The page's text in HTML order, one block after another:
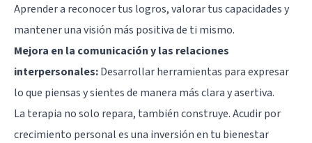
Aprender a reconocer tus logros, valorar tus capacidades y
mantener una visión más positiva de ti mismo.
Mejora en la comunicación y las relaciones
interpersonales:Desarrollar herramientas para expresar
lo que piensas y sientes de manera más clara y asertiva.
La terapia no solo repara, también construye. Acudir por
crecimiento personal es una inversión en tu bienestar